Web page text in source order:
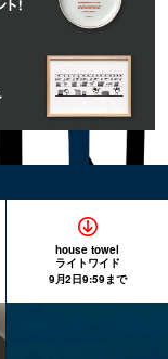
house towel
ライトワイド
9月2日9:59まで